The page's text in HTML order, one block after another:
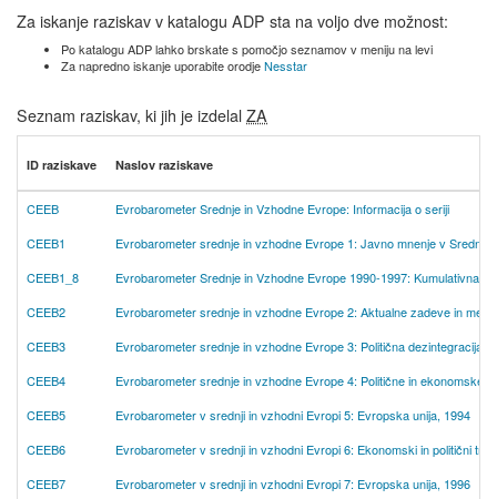
Za iskanje raziskav v katalogu ADP sta na voljo dve možnost:
Po katalogu ADP lahko brskate s pomočjo seznamov v meniju na levi
Za napredno iskanje uporabite orodjeNesstar
Seznam raziskav, ki jih je izdelal ZA
ID raziskave Naslov raziskave
CEEB
Evrobarometer Srednje in Vzhodne Evrope: Informacija o seriji
CEEB1
Evrobarometer srednje in vzhodne Evrope 1: Javno mnenje v Srednji
CEEB1_8
Evrobarometer Srednje in Vzhodne Evrope 1990-1997: Kumulativna
CEEB2
Evrobarometer srednje in vzhodne Evrope 2: Aktualne zadeve in
CEEB3
Evrobarometer srednje in vzhodne Evrope 3: Politična dezintegracija,
CEEB4
Evrobarometer srednje in vzhodne Evrope 4: Politične in ekonomske
CEEB5
Evrobarometer v srednji in vzhodni Evropi 5: Evropska unija, 1994
CEEB6
Evrobarometer v srednji in vzhodni Evropi 6: Ekonomski in politični
CEEB7
Evrobarometer v srednji in vzhodni Evropi 7: Evropska unija, 1996